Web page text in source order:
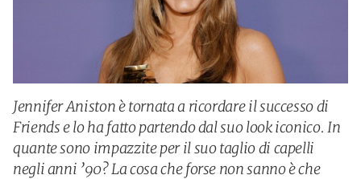
Jennifer Aniston è tornata a ricordare il successo di
Friends e lo ha fatto partendo dal suo look iconico. In
quante sono impazzite per il suo taglio di capelli
negli anni ’90? La cosa che forse non sanno è che